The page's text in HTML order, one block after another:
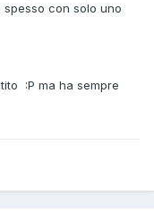
con solo uno
:P ma ha sempre